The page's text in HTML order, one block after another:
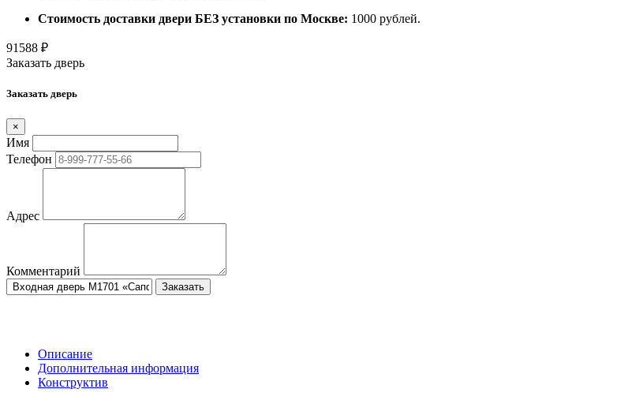
Стоимость доставки двери БЕЗ установки по Москве: 1000 рублей.
91588 ₽
Заказать дверь
Заказать дверь
×
Имя
Телефон
Адрес
Комментарий
Заказать
Описание
Дополнительная информация
Конструктив